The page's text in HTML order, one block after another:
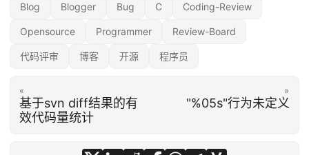
Blog Blogger Bug C Coding-Review
Opensource Programmer Review-Board
代码评审 博客 开源 程序员
«
基于svn diff结果的有
效代码量统计
»
"%05s"行为未定义